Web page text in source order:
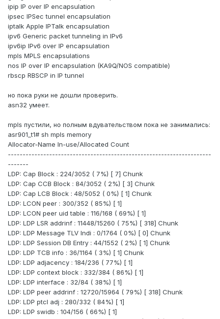
ipip IP over IP encapsulation
ipsec IPSec tunnel encapsulation
iptalk Apple IPTalk encapsulation
ipv6 Generic packet tunneling in IPv6
ipv6ip IPv6 over IP encapsulation
mpls MPLS encapsulations
nos IP over IP encapsulation (KA9Q/NOS compatible)
rbscp RBSCP in IP tunnel
но пока руки не дошли проверить.
asn32 умеет.
mpls пустили, но полным вдувательством пока не занимались:
asr901_t1# sh mpls memory
Allocator-Name In-use/Allocated Count
---------------------------------------------------------------------
-------
LDP: Cap Block : 224/3052 ( 7%) [ 7] Chunk
LDP: Cap CCB Block : 84/3052 ( 2%) [ 3] Chunk
LDP: Cap LCB Block : 48/5052 ( 0%) [ 1] Chunk
LDP: LCON peer : 300/352 ( 85%) [ 1]
LDP: LCON peer uid table : 116/168 ( 69%) [ 1]
LDP: LDP LSR addrinf : 11448/15260 ( 75%) [ 318] Chunk
LDP: LDP Message TLV Indi : 0/1764 ( 0%) [ 0] Chunk
LDP: LDP Session DB Entry : 44/1552 ( 2%) [ 1] Chunk
LDP: LDP TCB info : 36/1164 ( 3%) [ 1] Chunk
LDP: LDP adjacency : 184/236 ( 77%) [ 1]
LDP: LDP context block : 332/384 ( 86%) [ 1]
LDP: LDP interface : 32/84 ( 38%) [ 1]
LDP: LDP peer addrinf : 12720/15964 ( 79%) [ 318] Chunk
LDP: LDP ptcl adj : 280/332 ( 84%) [ 1]
LDP: LDP swidb : 104/156 ( 66%) [ 1]